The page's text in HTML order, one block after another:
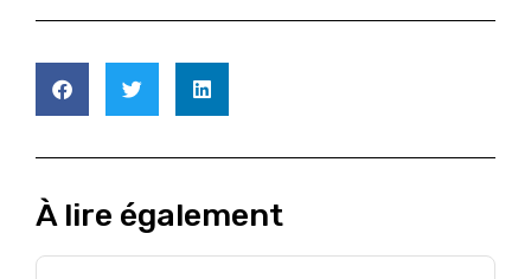
À lire également